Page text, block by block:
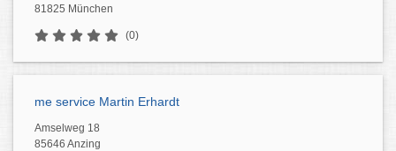
81825 München
(0)
me service Martin Erhardt
Amselweg 18
85646 Anzing